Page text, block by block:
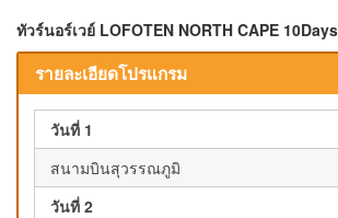
ทัวร์นอร์เวย์ LOFOTEN NORTH CAPE 10Days
รายละเอียดโปรแกรม
วันที่ 1
สนามบินสุวรรณภูมิ
วันที่ 2